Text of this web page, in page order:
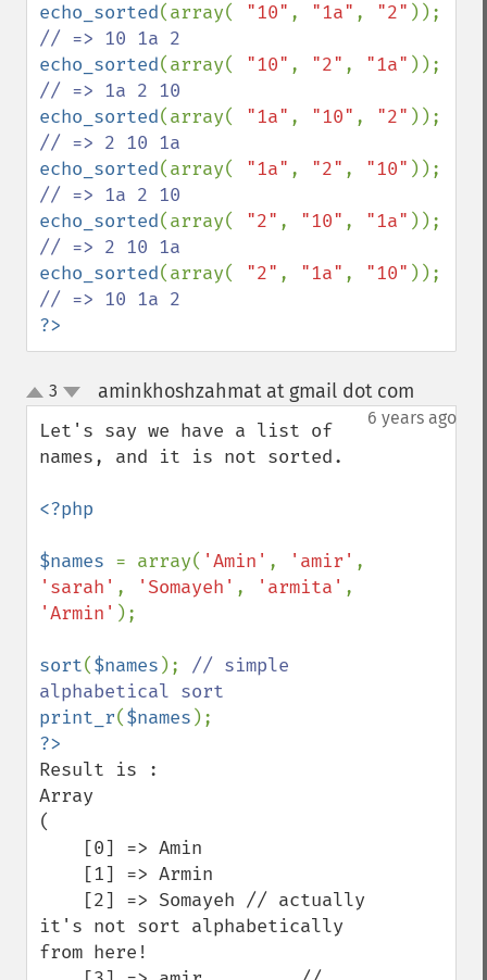
echo_sorted(array( "10" , "1a" , "2"
echo_sorted(array( "10" , "2" , "1a"
echo_sorted(array( "1a" , "10" , "2"
echo_sorted(array( "1a" , "2" , "10"
echo_sorted(array( "2" , "10" , "1a"
echo_sorted(array( "2" , "1a" , "10"
?>
up
down
3 aminkhoshzahmat at gmail dot com
6 years ago
Let's say we have a list of
names, and it is not sorted.
<?php
$names = array( 'Amin' , 'amir'
'sarah' , 'Somayeh' , 'armita'
'Armin' );
sort($names ); // simple
print_r($names
Result is :
Array
(
it's not sort alphabetically
from here!